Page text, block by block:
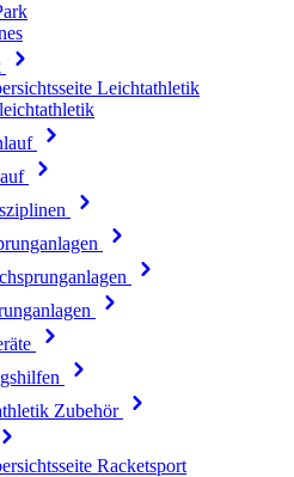
Leichtathletik
Zubehör
Racketsport